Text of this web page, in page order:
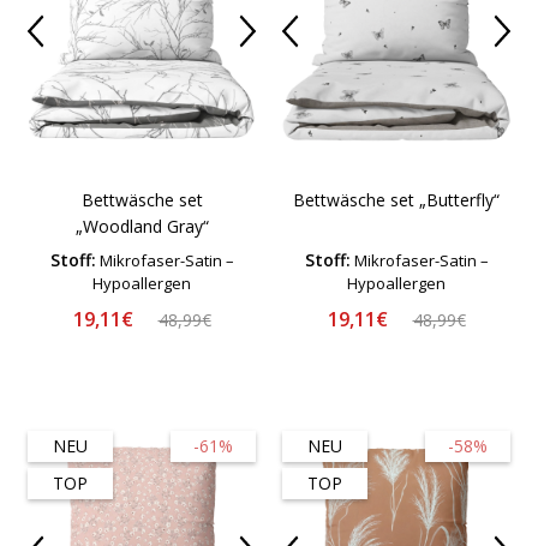
Bettwäsche set
„Woodland Gray“
Stoff: Mikrofaser-Satin –
Hypoallergen
19,11€ 48,99€
Bettwäsche set „Butterfly“
Stoff: Mikrofaser-Satin –
Hypoallergen
19,11€ 48,99€
-61%
NEU
TOP
-58%
NEU
TOP